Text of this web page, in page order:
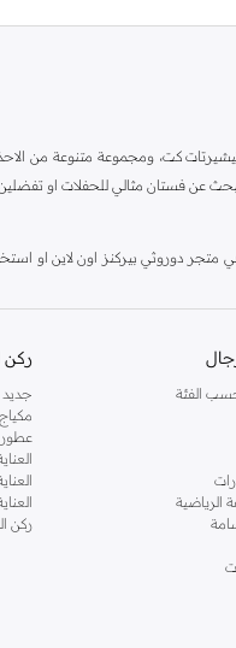
كت، ومجموعة متنوعة من
عن فستان مثالي للحفلات او
دوروثي بيركنز اون لاين او
الفئة
الرياضية
ركن
جديد
مكياج
عطور
ركن